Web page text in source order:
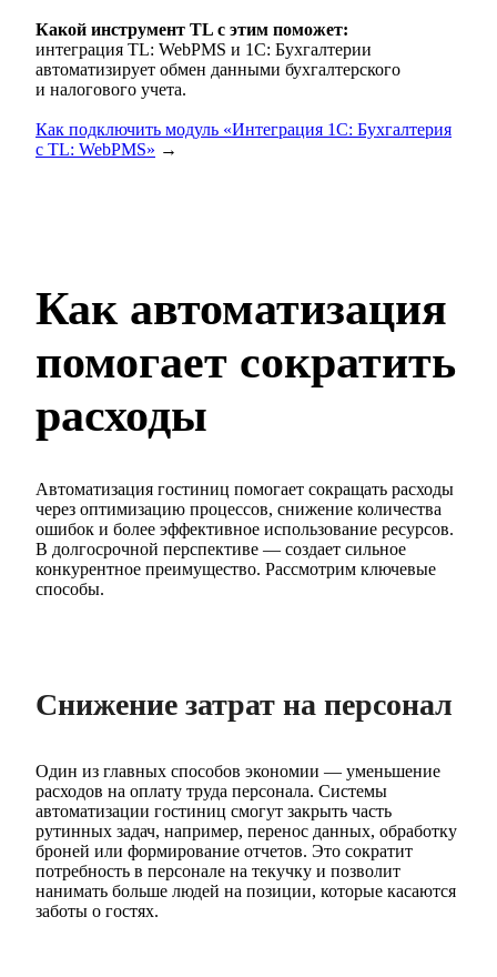
Какой инструмент TL с этим поможет:
интеграция TL: WebPMS и 1С: Бухгалтерии
автоматизирует обмен данными бухгалтерского
и налогового учета.
Как подключить модуль «Интеграция 1С: Бухгалтерия
с TL: WebPMS» →
Как автоматизация
помогает сократить
расходы
Автоматизация гостиниц помогает сокращать расходы
через оптимизацию процессов, снижение количества
ошибок и более эффективное использование ресурсов.
В долгосрочной перспективе — создает сильное
конкурентное преимущество. Рассмотрим ключевые
способы.
Снижение затрат на персонал
Один из главных способов экономии — уменьшение
расходов на оплату труда персонала. Системы
автоматизации гостиниц смогут закрыть часть
рутинных задач, например, перенос данных, обработку
броней или формирование отчетов. Это сократит
потребность в персонале на текучку и позволит
нанимать больше людей на позиции, которые касаются
заботы о гостях.